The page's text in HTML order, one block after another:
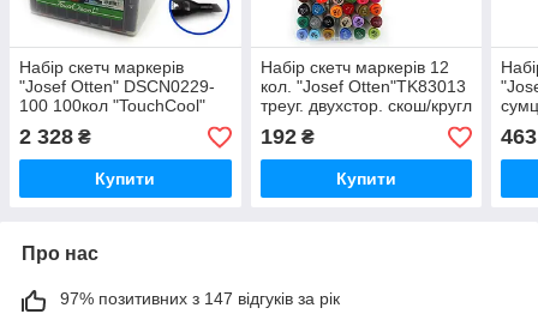
Набір скетч маркерів
"Josef Otten" DSCN0229-
100 100кол "TouchCool"
скош+тонк, пласт. бокс, шт
2 328 ₴
Купити
Набір скетч маркерів 12
кол. "Josef Otten"TK83013
треуг. двухстор. скош/кругл
тонк TY 12шт. пластик , шт
192₴
Купити
463
Про нас
97% позитивних з 147 відгуків за рік